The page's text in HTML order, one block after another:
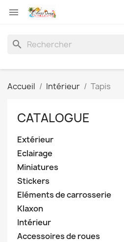

search
Accueil Intérieur Tapis
CATALOGUE
Extérieur
Eclairage
Miniatures
Stickers
Eléments de carrosserie
Klaxon
Intérieur
Accessoires de roues